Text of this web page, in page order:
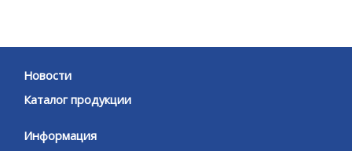
Новости
Каталог продукции
Информация